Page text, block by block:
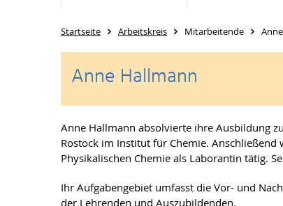
Startseite Arbeitskreis Mitarbeitende
Anne Hallmann
Anne Hallmann absolvierte ihre Ausbildung
Rostock im Institut für Chemie.
Physikalischen Chemie als Laborantin tätig.
Ihr Aufgabengebiet umfasst die Vor- und
der Lehrenden und Auszubildenden.